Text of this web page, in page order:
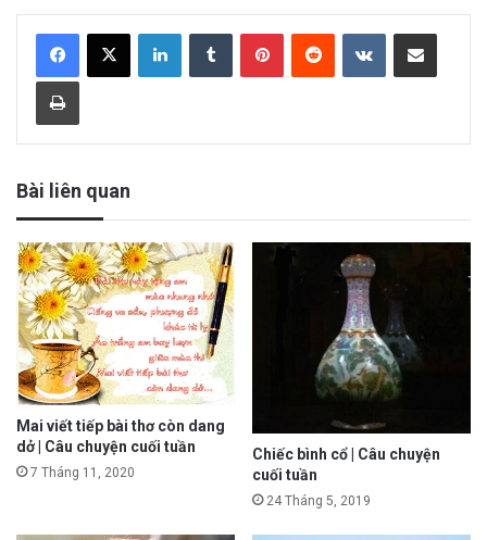
Bài liên quan
Mai viết tiếp bài thơ còn dang
dở | Câu chuyện cuối tuần
7 Tháng 11, 2020
Chiếc bình cổ | Câu chuyện
cuối tuần
24 Tháng 5, 2019